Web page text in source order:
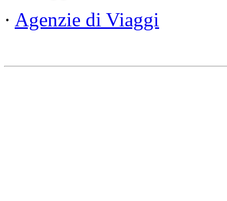
· Agenzie di Viaggi